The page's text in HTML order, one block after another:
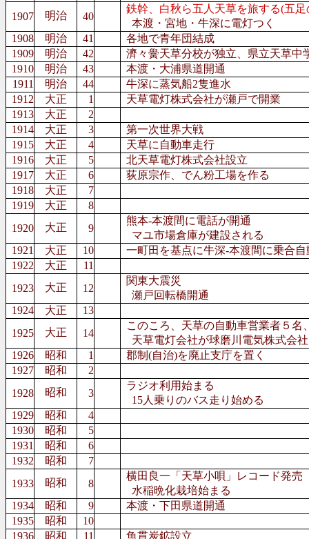
1907
明治 40
鉄幹、白秋ら五人天草を旅する(五足
本渡・宮地・牛深に電灯つく
1908
明治 41
各地で青年団結成
1909
明治 42
濟々黌天草分校が独立、県立天草中
1910
明治 43
本渡・大浦県道開通
1911
明治 44
牛深に蒸気船2隻進水
1912
大正 1
天草電灯株式会社が瀬戸で開業
1913
大正
2
1914
大正 3
第一次世界大戦
1915
大正 4
天草に自動車走行
1916
大正 5
北天草電灯株式会社設立
1917
大正 6
荻原宗作、でん粉工場を作る
1918
大正
7
1919
大正
8
1920
大正 9
熊本-本渡間に電話が開通
マユ市場倉庫が建設される
1921
大正 10
一町田を基点に牛深-本渡間に乗合
1922
大正
11
1923
大正 12
関東大震災
瀬戸回転橋開通
1924
大正
13
1925
大正 14
このころ、天草の自動車営業者５名
天草電灯会社が球磨川電気株式会
1926
昭和 1
郡制(自治)を廃止支庁を置く
1927
昭和
2
1928
昭和 3
ラジオ利用始まる
15人乗りのバス走り始める
1929
昭和
4
1930
昭和
5
1931
昭和
6
1932
昭和
7
1933
昭和 8
横田良一「天草小唄」レコード発売
水稲晩化栽培始まる
1934
昭和 9
本渡・下田県道開通
1935
昭和
10
1936
昭和 11
魚貫炭鉱設立